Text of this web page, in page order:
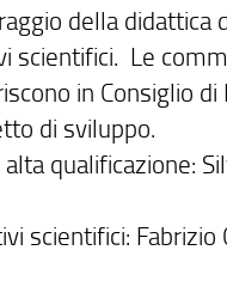
della
scientifici. Le
in Consiglio
di sviluppo.
qualificazione:
scientifici: